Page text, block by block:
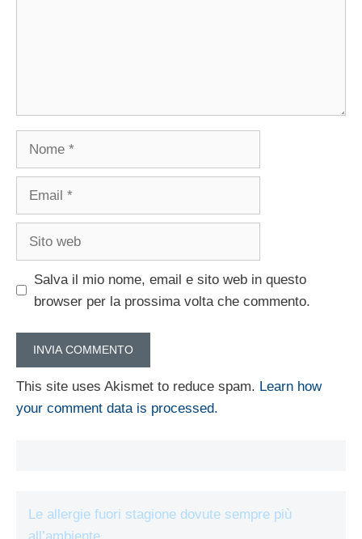
Salva il mio nome, email e sito web in questo
browser per la prossima volta che commento.
This site uses Akismet to reduce spam. Learn how
your comment data is processed.
Le allergie fuori stagione dovute sempre più
all’ambiente